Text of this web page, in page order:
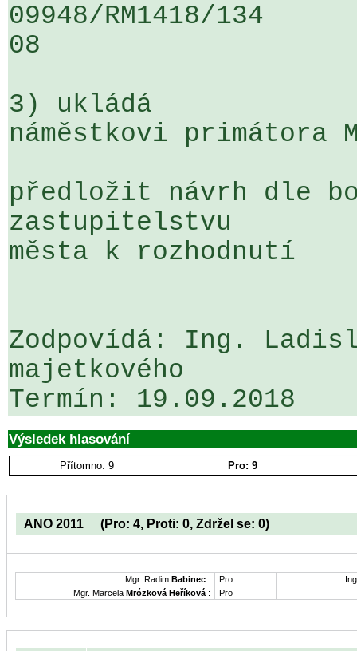
09948/RM1418/
08
3) ukládá
náměstkovi primátora
předložit návrh dle
zastupitelstvu
města k rozhodnutí
Zodpovídá: Ing.
majetkového
Výsledek hlasování
Přítomno: 9 Pro: 9
ANO 2011 (Pro: 4, Proti: 0, Zdržel se: 0)
Mgr. Radim Babinec : Pro
Mgr. Marcela Mrózková Heříková : Pro